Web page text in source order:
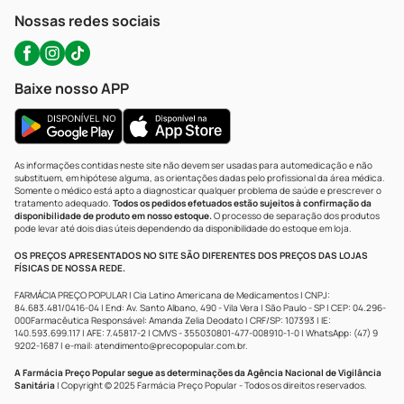
Nossas redes sociais
Baixe nosso APP
As informações contidas neste site não devem ser usadas para automedicação e não
substituem, em hipótese alguma, as orientações dadas pelo profissional da área médica.
Somente o médico está apto a diagnosticar qualquer problema de saúde e prescrever o
tratamento adequado. Todos os pedidos efetuados estão sujeitos à confirmação da
disponibilidade de produto em nosso estoque.O processo de separação dos produtos
pode levar até dois dias úteis dependendo da disponibilidade do estoque em loja.
OS PREÇOS APRESENTADOS NO SITE SÃO DIFERENTES DOS PREÇOS DAS LOJAS
FÍSICAS DE NOSSA REDE.
FARMÁCIA PREÇO POPULAR | Cia Latino Americana de Medicamentos | CNPJ:
84.683.481/0416-04 | End: Av. Santo Albano, 490 - Vila Vera | São Paulo - SP | CEP: 04.296-
000Farmacêutica Responsável: Amanda Zelia Deodato | CRF/SP: 107393 | IE:
140.593.699.117 | AFE: 7.45817-2 | CMVS - 355030801-477-008910-1-0 | WhatsApp: (47) 9
9202-1687 | e-mail: atendimento@precopopular.com.br.
A Farmácia Preço Popular segue as determinações da Agência Nacional de Vigilância
Sanitária | Copyright © 2025 Farmácia Preço Popular - Todos os direitos reservados.